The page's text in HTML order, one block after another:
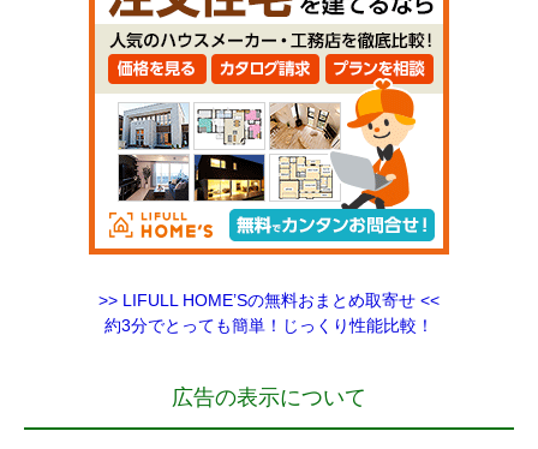
>> LIFULL HOME’Sの無料おまとめ取寄せ <<
約3分でとっても簡単！じっくり性能比較！
広告の表示について